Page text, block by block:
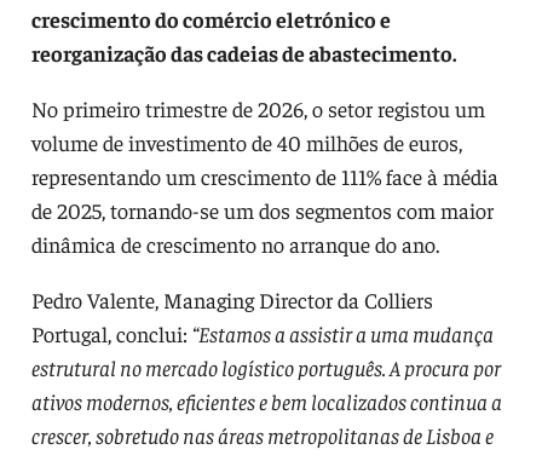
crescimento do comércio eletrónico e
reorganização das cadeias de abastecimento.
No primeiro trimestre de 2026, o setor registou um
volume de investimento de 40 milhões de euros,
representando um crescimento de 111% face à média
de 2025, tornando-se um dos segmentos com maior
dinâmica de crescimento no arranque do ano.
Pedro Valente, Managing Director da Colliers
Portugal, conclui: “Estamos a assistir a uma mudança
estrutural no mercado logístico português. A procura por
ativos modernos, eficientes e bem localizados continua a
crescer, sobretudo nas áreas metropolitanas de Lisboa e